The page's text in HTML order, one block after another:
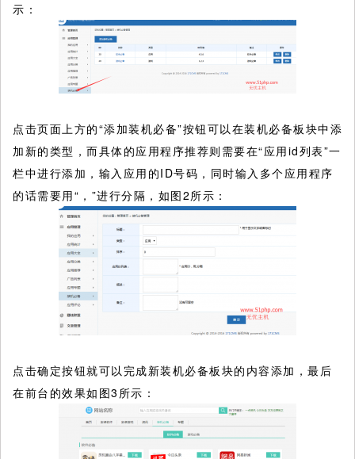
示：
点击页面上方的“添加装机必备”按钮可以在装机必备板块中添
加新的类型，而具体的应用程序推荐则需要在“应用id列表”一
栏中进行添加，输入应用的ID号码，同时输入多个应用程序
的话需要用“，”进行分隔，如图2所示：
点击确定按钮就可以完成新装机必备板块的内容添加，最后
在前台的效果如图3所示：